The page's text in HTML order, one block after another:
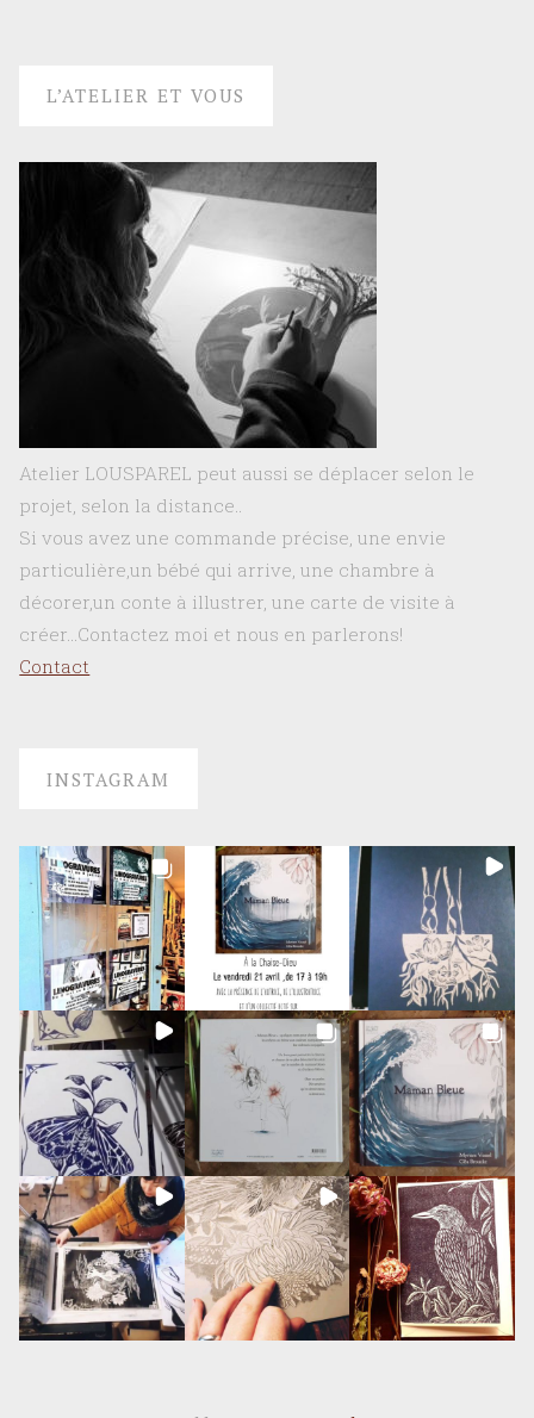
L’ATELIER ET VOUS
Atelier LOUSPAREL peut aussi se déplacer selon le
projet, selon la distance..
Si vous avez une commande précise, une envie
particulière,un bébé qui arrive, une chambre à
décorer,un conte à illustrer, une carte de visite à
créer…Contactez moi et nous en parlerons!
Contact
INSTAGRAM